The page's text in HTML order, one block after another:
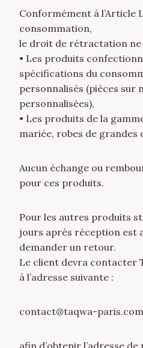
Conformément à l’Article
consommation,
le droit de rétractation ne
• Les produits
spécifications du
personnalisés (pièces sur
personnalisées),
• Les produits de la
mariée, robes de grandes
Aucun échange ou
pour ces produits.
Pour les autres produits
jours après réception est
demander un retour.
Le client devra contacter
à l’adresse suivante :
contact@taqwa-paris.com
afin d’obtenir l’adresse de